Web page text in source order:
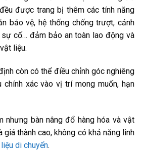
được trang bị thêm các tính năng
bảo vệ, hệ thống chống trượt, cảnh
cố… đảm bảo an toàn lao động và
liệu.
còn có thể điều chỉnh góc nghiêng
xác vào vị trí mong muốn, hạn
nhưng bàn nâng đổ hàng hóa và vật
giá thành cao, không có khả năng linh
di chuyển.